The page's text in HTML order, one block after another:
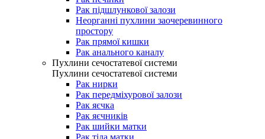
Рак підшлункової залози
Неорганні пухлини заочеревинного
простору
Рак прямої кишки
Рак анального каналу
Пухлини сечостатевої системи
Пухлини сечостатевої системи
Рак нирки
Рак передміхурової залози
Рак яєчка
Рак яєчників
Рак шийки матки
Рак тіла матки